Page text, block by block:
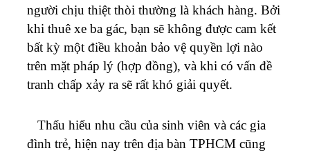
người chịu thiệt thòi thường là khách hàng. Bởi
khi thuê xe ba gác, bạn sẽ không được cam kết
bất kỳ một điều khoản bảo vệ quyền lợi nào
trên mặt pháp lý (hợp đồng), và khi có vấn đề
tranh chấp xảy ra sẽ rất khó giải quyết.
Thấu hiểu nhu cầu của sinh viên và các gia
đình trẻ, hiện nay trên địa bàn TPHCM cũng